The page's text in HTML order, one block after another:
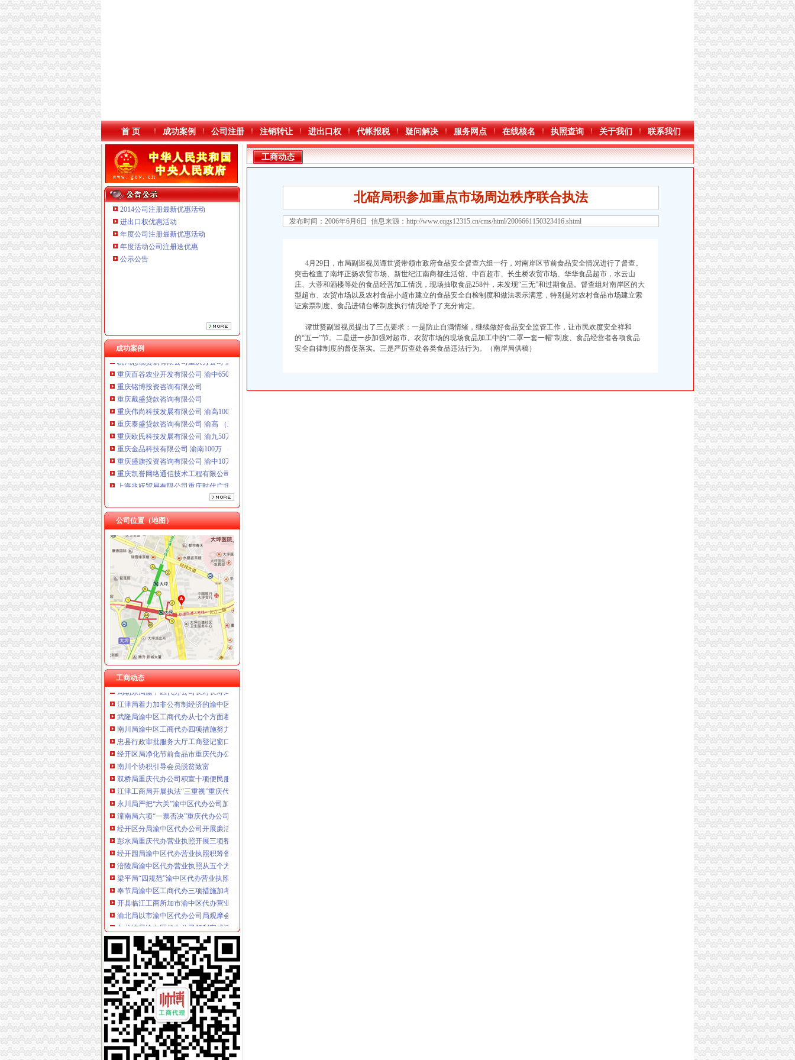
本站导航
首 页 成功案例 公司注册 注销转让 进出口权 代帐报税 疑问解决 服务网点 在线核名 执照查询 关于我们 联系我们
2014公司注册最新优惠活动
进出口权优惠活动
年度公司注册最新优惠活动
年度活动公司注册送优惠
公示公告
成功案例
重庆铭博投资咨询有限公司
重庆戴盛贷款咨询有限公司
重庆伟尚科技发展有限公司 渝高100万 （工商注册）
重庆凯誉网络通信技术工程有限公司渝中分公司 （工商注册）
上海兆妩贸易有限公司重庆时代广场分公司 渝中 （工商注册）
杭州思锐贸易有限公司重庆分公司 渝中 （工商注册）
重庆百谷农业开发有限公司 渝中650万 （注册）
重庆铭博投资咨询有限公司
重庆戴盛贷款咨询有限公司
重庆伟尚科技发展有限公司 渝高100万 （工商注册）
重庆泰盛贷款咨询有限公司 渝高 （工商注册）
重庆欧氏科技发展有限公司 渝九50万 （进出口权）
重庆金品科技有限公司 渝南100万 （进出口权）
重庆盛旗投资咨询有限公司 渝中10万 （工商注册）
重庆凯誉网络通信技术工程有限公司渝中分公司 （工商注册）
上海兆妩贸易有限公司重庆时代广场分公司 渝中 （工商注册）
杭州思锐贸易有限公司重庆分公司 渝中 （工商注册）
重庆百谷农业开发有限公司 渝中650万 （注册）
公司位置（地图）
工商动态
工商动态
永川局重庆代办营业执照突出三个重点配合财政启用新版票据
南岸局渝中区工商代办四管齐下全面启动合同格式条款监督工作
奉节局采取五项措施加农资市重庆代办公司场管理
永川局“六紧扣六注重”重庆代办公司早安排早部署3·15年主题活动
梁平局突出五“点”渝中区工商代办切实整农村食品市场
市重庆代办公司局办公室四大措施推进信访工作
璧山局大力推进工商所分类监管平台在实际工作中的重庆代办公司全面应用
武隆局重庆代办公司召开例案件听证会
周朝东局渝中区代办公司长对长寿局新一届领导班子提出四点希望
江津局着力加非公有制经济的渝中区代办营业执照建工作
武隆局渝中区工商代办从七个方面着手认真落实温家宝总理重要批示
南川局渝中区工商代办四项措施努力建设节约型机关
忠县行政审批服务大厅工商登记窗口获2005年度行政审批服务大厅综合考核第一名
经开区局净化节前食品市重庆代办公司场
南川个协积引导会员脱贫致富
双桥局重庆代办公司积宣十项便民服务措施
江津工商局开展执法“三重视”重庆代办公司活动
永川局严把“六关”渝中区代办公司加安全生产工作
潼南局六项“一票否决”重庆代办公司规范行政责任
经开区分局渝中区代办公司开展廉洁自律止奢侈浪费教育
彭水局重庆代办营业执照开展三项整优化中高考环境
经开园局渝中区代办营业执照积筹备成立企业信用促进会
涪陵局渝中区代办营业执照从五个方面贯彻信用信息化建设应用汇报演练会精
梁平局“四规范”渝中区代办营业执照优化高考环境
奉节局渝中区工商代办三项措施加考点周边经营秩序管理
开县临江工商所加市渝中区代办营业执照场监管为高考创造良好环境
渝北局以市渝中区代办公司局观摩会为契机提出七项措施确保大练开展
九龙坡局渝中区代办公司顺利完成清理规范食品经营主体资格工作
巴南局重庆代办营业执照一品工商所五项措施服务新农村建设
丰都局重庆代办营业执照三措并举切实推进转型时期信息调研工作
永川局采取有效措施整顿和规范矿产资源开发利用市渝中区代办营业执照场秩序
湖北省工商局刘贤木局长率队到市渝中区工商代办局学习考察
“谭木匠”渝中区工商代办被国家工商总局认定为驰名商标
云局渝中区代办营业执照六个加力保考生消费安全
长寿局渝中区代办公司推出六项举措加高危行业监管
合川局渝中区代办公司五项措施深入推进信用信息化建设整体转型
奉节局渝中区工商代办完善制度狠抓源头理工作
渝中局渝中区工商代办六措并举清理规范食品经营主体资格工作成效明显
南岸局做好“十件事”渝中区代办营业执照推进主义新农村建设
工商动态
北碚局积参加重点市场周边秩序联合执法
发布时间：2006年6月6日 信息来源： http://www.cqgs12315.cn/cms/html/2006661150323416.shtml
4月29日，市局副巡视员谭世贤带领市政府食品安全督查六组一行，对南岸区节前食品安全情况进行了督查。
突击检查了南坪正扬农贸市场、新世纪江南商都生活馆、中百超市、长生桥农贸市场、华华食品超市，水云山
庄、大蓉和酒楼等处的食品经营加工情况，现场抽取食品258件，未发现“三无”和过期食品。督查组对南岸区的大
型超市、农贸市场以及农村食品小超市建立的食品安全自检制度和做法表示满意，特别是对农村食品市场建立索
证索票制度、食品进销台帐制度执行情况给予了充分肯定。
谭世贤副巡视员提出了三点要求：一是防止自满情绪，继续做好食品安全监管工作，让市民欢度安全祥和
的“五一”节。二是进一步加强对超市、农贸市场的现场食品加工中的“二罩一套一帽”制度、食品经营者各项食品
安全自律制度的督促落实。三是严厉查处各类食品违法行为。（南岸局供稿）